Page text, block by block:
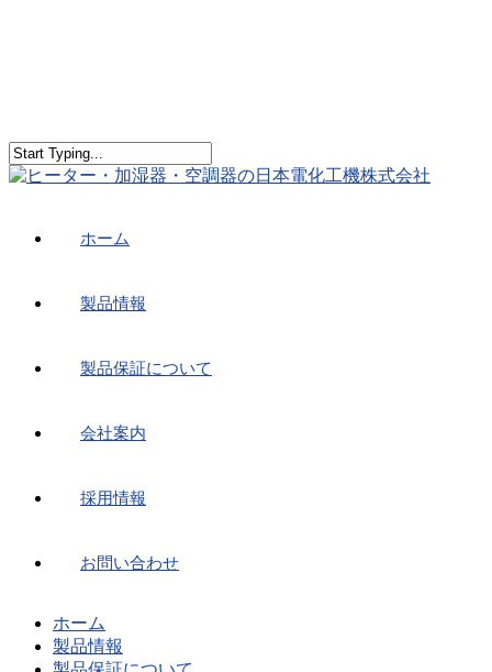
ホーム
製品情報
製品保証について
会社案内
採用情報
お問い合わせ
ホーム
製品情報